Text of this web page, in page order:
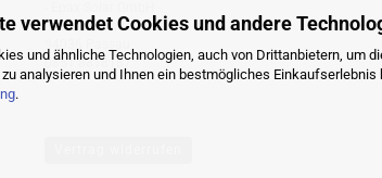
verwendet Cookies und andere
und ähnliche Technologien, auch von Drittanbietern, um
analysieren und Ihnen ein bestmögliches
.
Industriestraße 14a
0851 8818187